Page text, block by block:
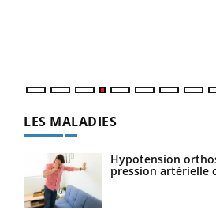
LES MALADIES
Hypotension
pression artérielle